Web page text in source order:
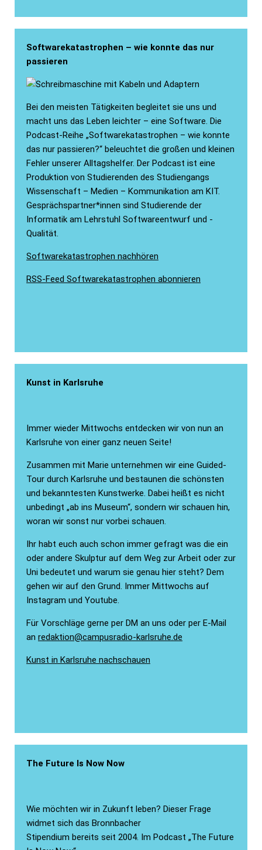
Softwarekatastrophen – wie konnte das nur
passieren
Bei den meisten Tätigkeiten begleitet sie uns und
macht uns das Leben leichter – eine Software. Die
Podcast-Reihe „Softwarekatastrophen – wie konnte
das nur passieren?“ beleuchtet die großen und kleinen
Fehler unserer Alltagshelfer. Der Podcast ist eine
Produktion von Studierenden des Studiengangs
Wissenschaft – Medien – Kommunikation am KIT.
Gesprächspartner*innen sind Studierende der
Informatik am Lehrstuhl Softwareentwurf und -
Qualität.
Softwarekatastrophen nachhören
RSS-Feed Softwarekatastrophen abonnieren
Kunst in Karlsruhe
Immer wieder Mittwochs entdecken wir von nun an
Karlsruhe von einer ganz neuen Seite!
Zusammen mit Marie unternehmen wir eine Guided-
Tour durch Karlsruhe und bestaunen die schönsten
und bekanntesten Kunstwerke. Dabei heißt es nicht
unbedingt „ab ins Museum“, sondern wir schauen hin,
woran wir sonst nur vorbei schauen.
Ihr habt euch auch schon immer gefragt was die ein
oder andere Skulptur auf dem Weg zur Arbeit oder zur
Uni bedeutet und warum sie genau hier steht? Dem
gehen wir auf den Grund. Immer Mittwochs auf
Instagram und Youtube.
Für Vorschläge gerne per DM an uns oder per E-Mail
an redaktion@campusradio-karlsruhe.de
Kunst in Karlsruhe nachschauen
The Future Is Now Now
Wie möchten wir in Zukunft leben? Dieser Frage
widmet sich das Bronnbacher
Stipendium bereits seit 2004. Im Podcast „The Future